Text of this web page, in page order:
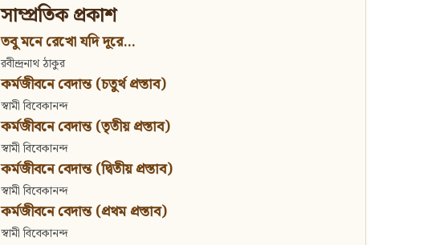
সাম্প্রতিক প্রকাশ
তবু মনে রেখো যদি দূরে...
রবীন্দ্রনাথ ঠাকুর
কর্মজীবনে বেদান্ত (চতুর্থ প্রস্তাব)
স্বামী বিবেকানন্দ
কর্মজীবনে বেদান্ত (তৃতীয় প্রস্তাব)
স্বামী বিবেকানন্দ
কর্মজীবনে বেদান্ত (দ্বিতীয় প্রস্তাব)
স্বামী বিবেকানন্দ
কর্মজীবনে বেদান্ত (প্রথম প্রস্তাব)
স্বামী বিবেকানন্দ